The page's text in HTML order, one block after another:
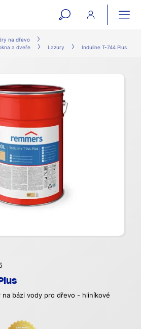
open
form
na dřevo
a dveře
Lazury Induline T-744 Plus
na bázi vody pro dřevo - hliníkové